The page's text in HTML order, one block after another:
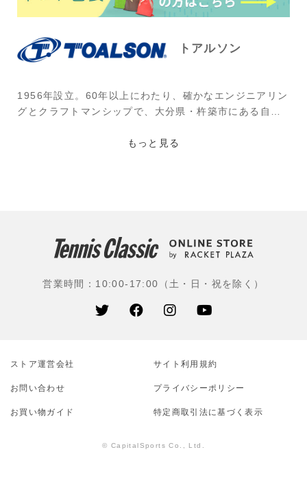
トアルソン
1956年設立。60年以上にわたり、確かなエンジニアリン
グとクラフトマンシップで、大分県・杵築市にある自社
品を提供し続けるブランド。創立60年を迎え、新たに掲
使用選手：大谷桃子(かんぽ生命)ほか
もっと見る
営業時間：10:00-17:00（土・日・祝を除く）
ストア運営会社 サイト利⽤規約
お問い合わせ プライバシーポリシー
お買い物ガイド 特定商取引法に基づく表示
© CapitalSports Co., Ltd.